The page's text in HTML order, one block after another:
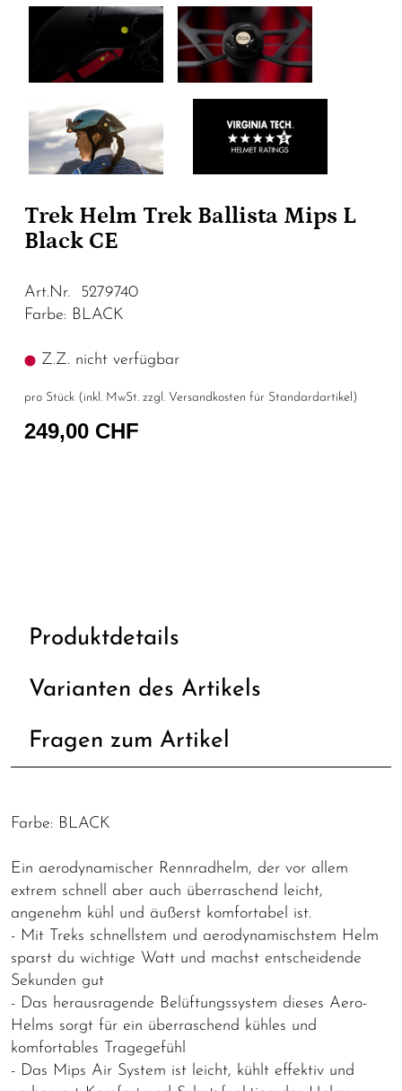
Trek Helm Trek Ballista Mips L
Black CE
Art.Nr. 5279740
Farbe: BLACK
Z.Z. nicht verfügbar
pro Stück (inkl. MwSt. zzgl. Versandkosten für Standardartikel )
249,00 CHF
Produktdetails
Varianten des Artikels
Fragen zum Artikel
Farbe: BLACK
Ein aerodynamischer Rennradhelm, der vor allem
extrem schnell aber auch überraschend leicht,
angenehm kühl und äußerst komfortabel ist.
- Mit Treks schnellstem und aerodynamischstem Helm
sparst du wichtige Watt und machst entscheidende
Sekunden gut
- Das herausragende Belüftungssystem dieses Aero-
Helms sorgt für ein überraschend kühles und
komfortables Tragegefühl
- Das Mips Air System ist leicht, kühlt effektiv und